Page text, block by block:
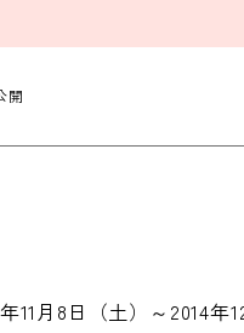
開
月8日（土）～2014年